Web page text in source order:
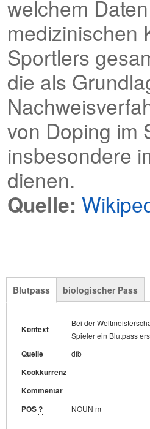
welchem
medizinischen
Sportlers
die als
von Doping im
insbesondere
dienen.
Quelle:
Blutpass
Kontext
Bei der
Spieler ein Blutpass
Quelle dfb
Kookkurrenz
Kommentar
POS? NOUN m
biologischer Pass
Kontext
Der
unzureichenden